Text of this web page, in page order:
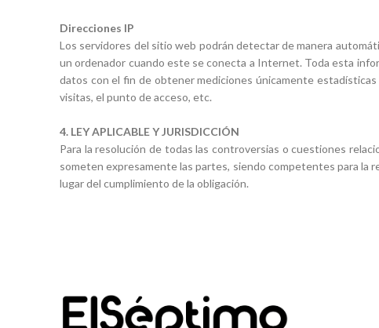
Direcciones IP
Los servidores del sitio web podrán detectar de manera
un ordenador cuando este se conecta a Internet. Toda esta
datos con el fin de obtener mediciones únicamente
visitas, el punto de acceso, etc.
4. LEY APLICABLE Y JURISDICCIÓN
Para la resolución de todas las controversias o cuestiones
someten expresamente las partes, siendo competentes para la
lugar del cumplimiento de la obligación.